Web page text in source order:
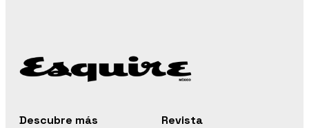
Descubre más
Revista